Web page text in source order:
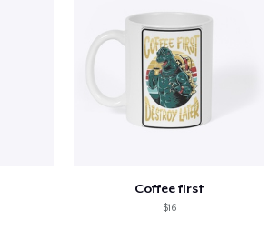
Coffee first
$16